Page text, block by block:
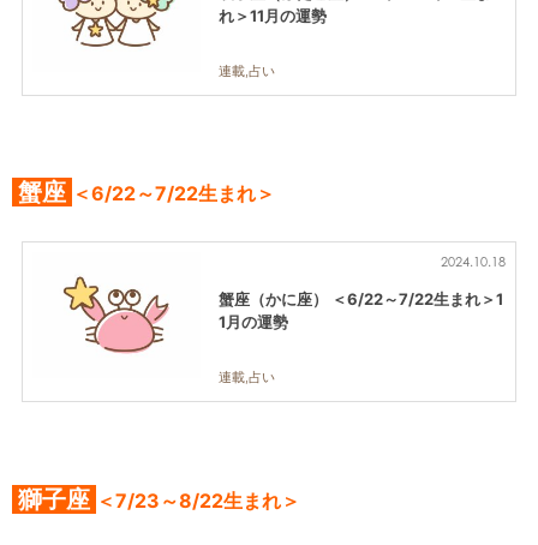
れ＞11月の運勢
連載,占い
蟹座 ＜6/22～7/22生まれ＞
2024.10.18
蟹座（かに座） ＜6/22～7/22生まれ＞1
1月の運勢
連載,占い
獅子座 ＜7/23～8/22生まれ＞